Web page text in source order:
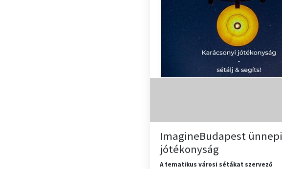
ImagineBudapest ünnepi
jótékonyság
A tematikus városi sétákat szervező